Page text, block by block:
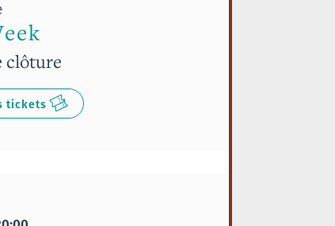
clôture
tickets